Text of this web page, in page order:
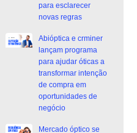
para esclarecer
novas regras
Abióptica e crminer
lançam programa
para ajudar óticas a
transformar intenção
de compra em
oportunidades de
negócio
Mercado óptico se